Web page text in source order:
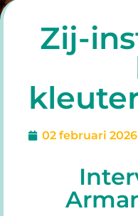
Zij-
02 februari 2026